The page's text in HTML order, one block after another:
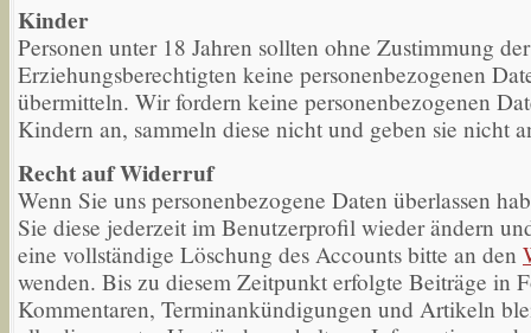
Kinder
Personen unter 18 Jahren sollten ohne Zustimmung
Erziehungsberechtigten keine personenbezogenen
übermitteln. Wir fordern keine personenbezogenen
Kindern an, sammeln diese nicht und geben sie nicht
Recht auf Widerruf
Wenn Sie uns personenbezogene Daten überlassen
Sie diese jederzeit im Benutzerprofil wieder ändern
eine vollständige Löschung des Accounts bitte an den
wenden. Bis zu diesem Zeitpunkt erfolgte Beiträge in
Kommentaren, Terminankündigungen und Artikeln